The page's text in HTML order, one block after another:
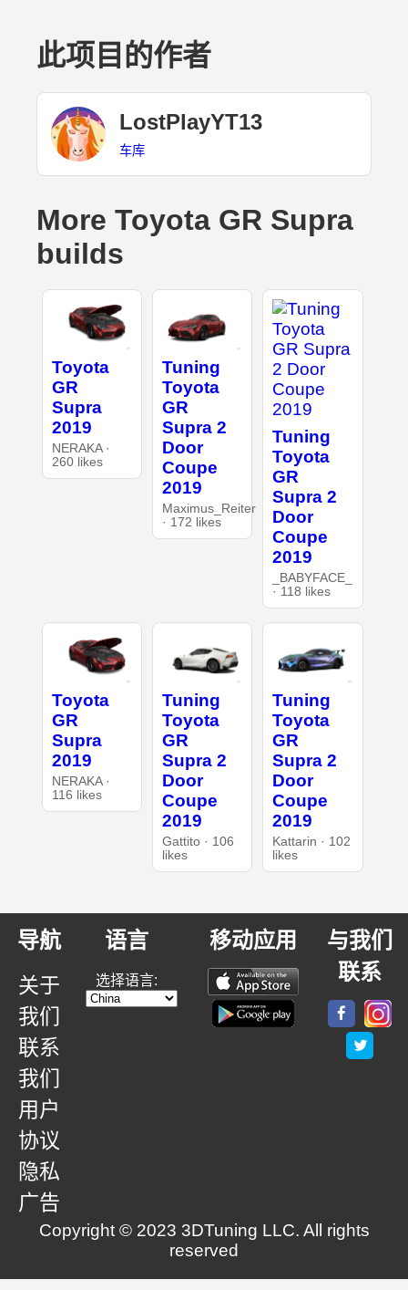
此项目的作者
LostPlayYT13
车库
More Toyota GR Supra
builds
Toyota
GR
Supra
2019
NERAKA ·
260 likes
Tuning
Toyota
GR
Supra 2
Door
Coupe
2019
Maximus_Reiter
· 172 likes
Tuning
Toyota
GR
Supra 2
Door
Coupe
2019
_BABYFACE_
· 118 likes
Toyota
GR
Supra
2019
NERAKA ·
116 likes
Tuning
Toyota
GR
Supra 2
Door
Coupe
2019
Gattito · 106
likes
Tuning
Toyota
GR
Supra 2
Door
Coupe
2019
Kattarin · 102
likes
导航
关于
我们
联系
我们
用户
协议
隐私
广告
语言
选择语言:
移动应用
与我们
联系
Copyright © 2023 3DTuning LLC. All rights
reserved